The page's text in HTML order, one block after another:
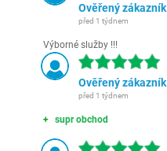
Ověřený zákazník
před 1 týdnem
Výborné služby !!!
Ověřený zákazník
před 1 týdnem
supr obchod